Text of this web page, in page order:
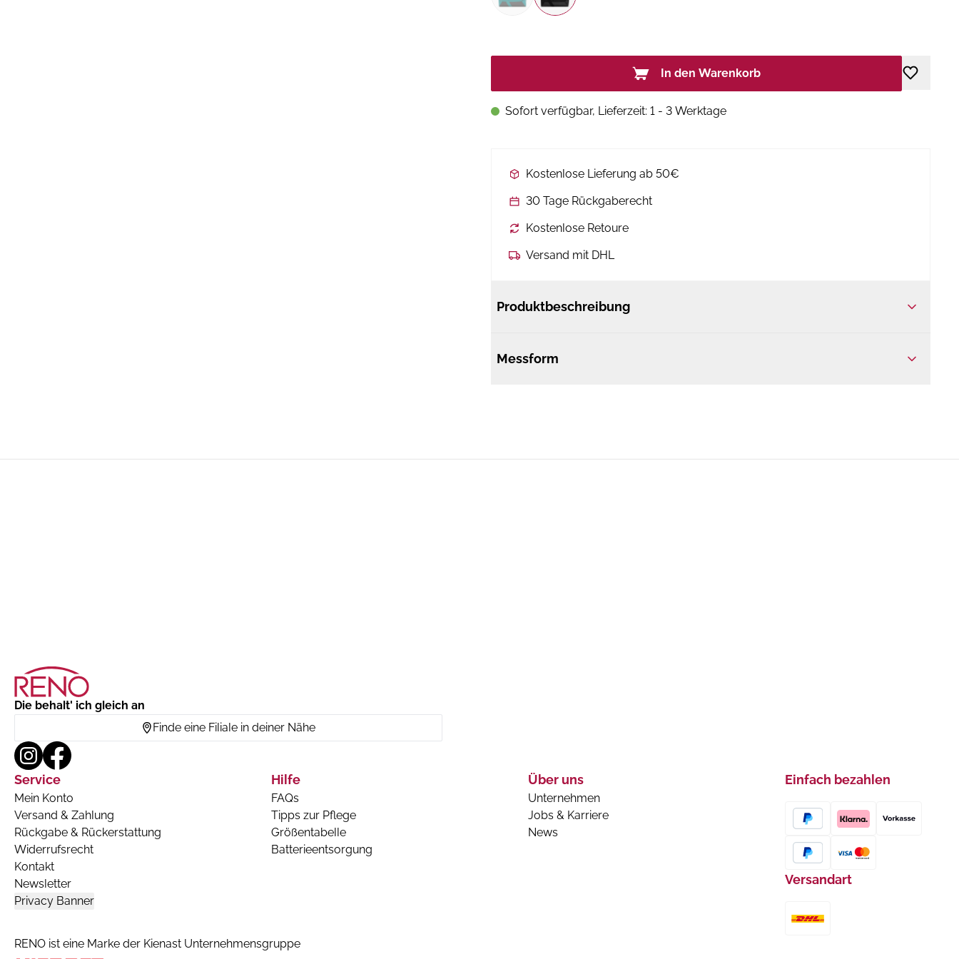
In den Warenkorb
Sofort verfügbar, Lieferzeit: 1 - 3 Werktage
Kostenlose Lieferung ab 50€
30 Tage Rückgaberecht
Kostenlose Retoure
Versand mit DHL
Produktbeschreibung
Messform
Die behalt' ich gleich an
Finde eine Filiale in deiner Nähe
Service
Mein Konto
Versand & Zahlung
Rückgabe & Rückerstattung
Widerrufsrecht
Kontakt
Newsletter
Privacy Banner
Hilfe
FAQs
Tipps zur Pflege
Größentabelle
Batterieentsorgung
Über uns
Unternehmen
Jobs & Karriere
News
Einfach bezahlen
Versandart
RENO ist eine Marke der Kienast Unternehmensgruppe